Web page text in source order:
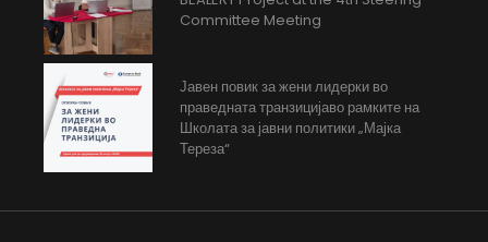
Committee Meeting
Јавен повик за жени лидерки во
праведната транзицијаво рамките на
Школата за јавни политики „Мајка
Тереза“